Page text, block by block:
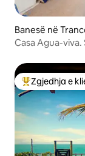
Banesë në
Casa Agua-
Më të mirat e
Zgjedhja e